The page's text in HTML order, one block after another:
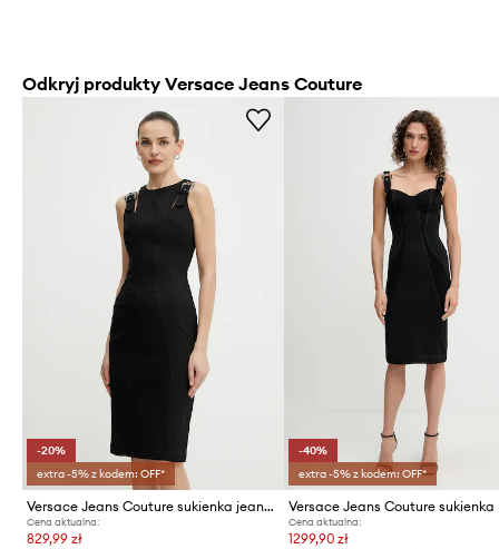
Odkryj produkty Versace Jeans Couture
-20%
extra -5% z kodem: OFF*
Versace Jeans Couture sukienka jeansowa
Cena aktualna:
829,99 zł
-40%
extra -5% z kodem: OFF*
Versace Jeans Couture sukienka
Cena aktualna:
1299,90 zł